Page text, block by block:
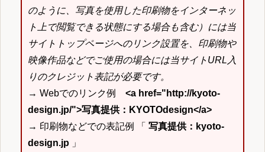
のように、写真を使用した印刷物をインターネッ
ト上で閲覧できる状態にする場合も含む）には当
サイトトップページへのリンク設置を、印刷物や
映像作品などでご使用の場合には当サイトURL入
りのクレジット表記が必要です。
→ Webでのリンク例 <a href="http://kyoto-
design.jp/">写真提供：KYOTOdesign</a>
→ 印刷物などでの表記例 「 写真提供：kyoto-
design.jp 」